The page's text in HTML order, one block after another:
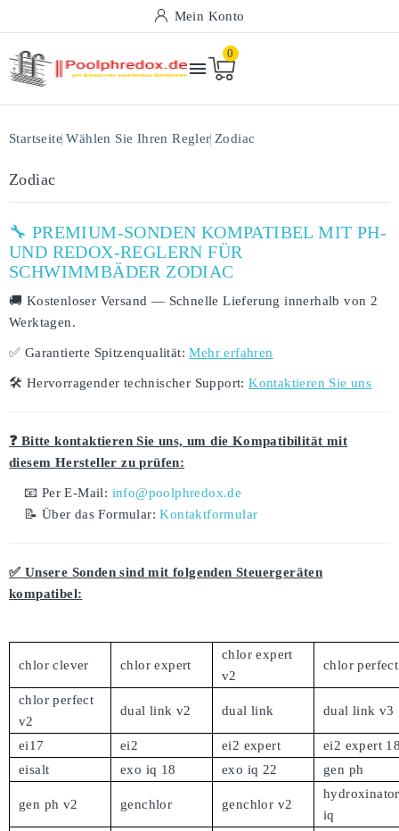
Mein Konto

0
Startseite Wählen Sie Ihren Regler Zodiac
Zodiac
🔧 PREMIUM-SONDEN KOMPATIBEL MIT PH-
UND REDOX-REGLERN FÜR
SCHWIMMBÄDER ZODIAC
🚚 Kostenloser Versand — Schnelle Lieferung innerhalb von 2
Werktagen.
✅ Garantierte Spitzenqualität: Mehr erfahren
🛠️ Hervorragender technischer Support: Kontaktieren Sie uns
❓ Bitte kontaktieren Sie uns, um die Kompatibilität mit
diesem Hersteller zu prüfen:
📧 Per E-Mail: info@poolphredox.de
📝 Über das Formular:Kontaktformular
✅ Unsere Sonden sind mit folgenden Steuergeräten
kompatibel:
chlor clever chlor expert
chlor expert
v2
chlor perfect
chlor perfect
v2
dual link v2 dual link dual link v3
ei17 ei2 ei2 expert
ei2 expert
eisalt
exo iq 18 exo iq 22 gen ph
gen ph v2 genchlor genchlor v2
hydroxinator
iq